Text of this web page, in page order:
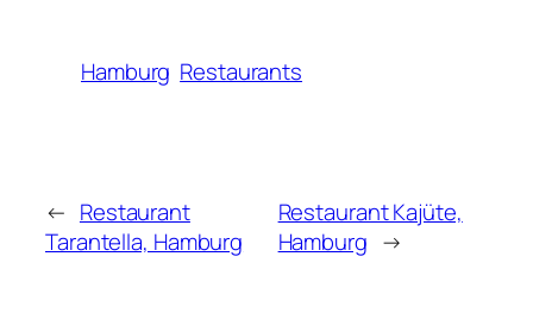
Hamburg Restaurants
← Restaurant
Tarantella, Hamburg
Restaurant Kajüte,
Hamburg →